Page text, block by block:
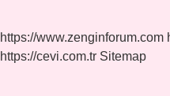
https://www.zenginforum.com
https://cevi.com.tr Sitemap